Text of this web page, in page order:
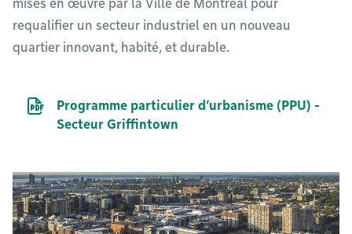
mises en œuvre par la Ville de Montréal pour
requalifier un secteur industriel en un nouveau
quartier innovant, habité, et durable.
Document PDF
Programme particulier d’urbanisme (PPU) -
Secteur Griffintown